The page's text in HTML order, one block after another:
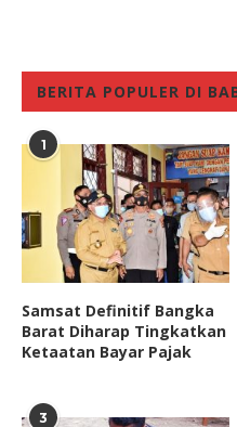
BERITA POPULER DI
1
Samsat Definitif Bangka
Barat Diharap Tingkatkan
Ketaatan Bayar Pajak
3